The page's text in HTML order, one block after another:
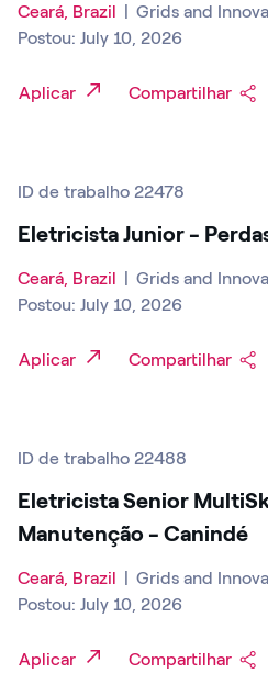
Ceará, Brazil Grids and
Postou: July 10, 2026
Aplicar Compartilhar
ID de trabalho 22478
Eletricista Junior -
Ceará, Brazil Grids and
Postou: July 10, 2026
Aplicar Compartilhar
ID de trabalho 22488
Eletricista Senior
Manutenção - Canindé
Ceará, Brazil Grids and
Postou: July 10, 2026
Aplicar Compartilhar